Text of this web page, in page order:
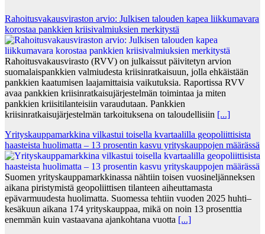
Rahoitusvakausviraston arvio: Julkisen talouden kapea liikkumavara
korostaa pankkien kriisivalmiuksien merkitystä
Rahoitusvakausvirasto (RVV) on julkaissut päivitetyn arvion
suomalaispankkien valmiudesta kriisinratkaisuun, jolla ehkäistään
pankkien kaatumisen laajamittaisia vaikutuksia. Raportissa RVV
avaa pankkien kriisinratkaisujärjestelmän toimintaa ja miten
pankkien kriisitilanteisiin varaudutaan. Pankkien
kriisinratkaisujärjestelmän tarkoituksena on taloudellisiin [...]
Yrityskauppamarkkina vilkastui toisella kvartaalilla geopoliittisista
haasteista huolimatta – 13 prosentin kasvu yrityskauppojen määrässä
Suomen yrityskauppamarkkinassa nähtiin toisen vuosineljänneksen
aikana piristymistä geopoliittisen tilanteen aiheuttamasta
epävarmuudesta huolimatta. Suomessa tehtiin vuoden 2025 huhti–
kesäkuun aikana 174 yrityskauppaa, mikä on noin 13 prosenttia
enemmän kuin vastaavana ajankohtana vuotta [...]